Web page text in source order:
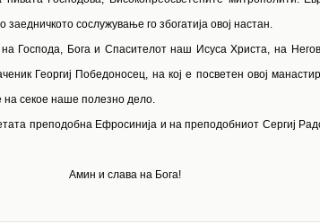
заедничкото сослужување го збогатија овој настан.
Господа, Бога и Спасителот наш Исуса Христа, на
Георгиј Победоносец, на кој е посветен овој
секое наше полезно дело.
преподобна Ефросинија и на преподобниот Сергиј
Амин и слава на Бога!